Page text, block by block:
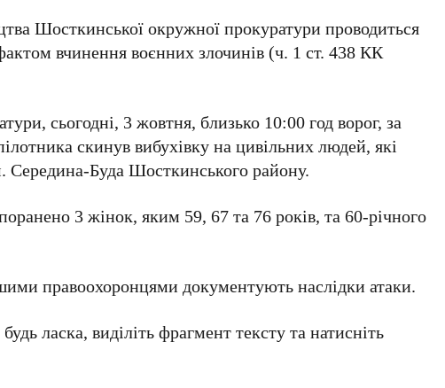
Шосткинської окружної прокуратури проводиться
вчинення воєнних злочинів (ч. 1 ст. 438 КК
сьогодні, 3 жовтня, близько 10:00 год ворог, за
скинув вибухівку на цивільних людей, які
Середина-Буда Шосткинського району.
3 жінок, яким 59, 67 та 76 років, та 60-річного
правоохоронцями документують наслідки атаки.
ласка, виділіть фрагмент тексту та натисніть